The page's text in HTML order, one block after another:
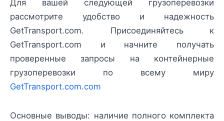
Для вашей следующей грузоперевозки
рассмотрите удобство и надежность
GetTransport.com. Присоединяйтесь к
GetTransport.com и начните получать
проверенные запросы на контейнерные
грузоперевозки по всему миру
GetTransport.com.com
Основные выводы: наличие полного комплекта